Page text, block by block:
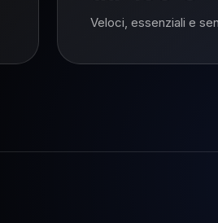
Veloci, essenziali e